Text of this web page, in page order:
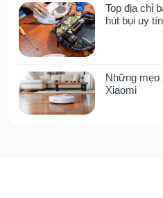
mạnh mẽ.
Sức Hút 27.000Pa:
AWđảm bảo loại bỏ
quả hơn hẳn các
giúp tiết kiệm thời
Top địa chỉ
hút bụi uy
Những mẹo
Xiaomi